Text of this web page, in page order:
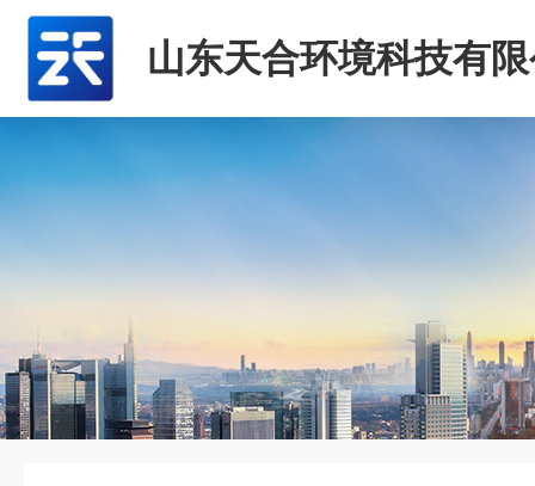
山东天合环境科技有